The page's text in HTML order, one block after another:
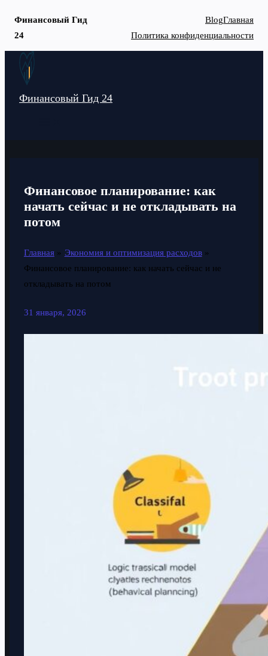
Финансовый Гид
24
BlogГлавная
Политика конфиденциальности
Перейти
Финансовый Гид 24
Финансовое планирование: как
начать сейчас и не откладывать на
потом
Главная
Экономия и оптимизация расходов
Финансовое планирование: как начать сейчас и не
откладывать на потом
31 января, 2026